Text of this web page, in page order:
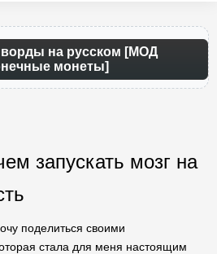
на русском [МОД
монеты]
запускать мозг на
поделиться своими
стала для меня настоящим